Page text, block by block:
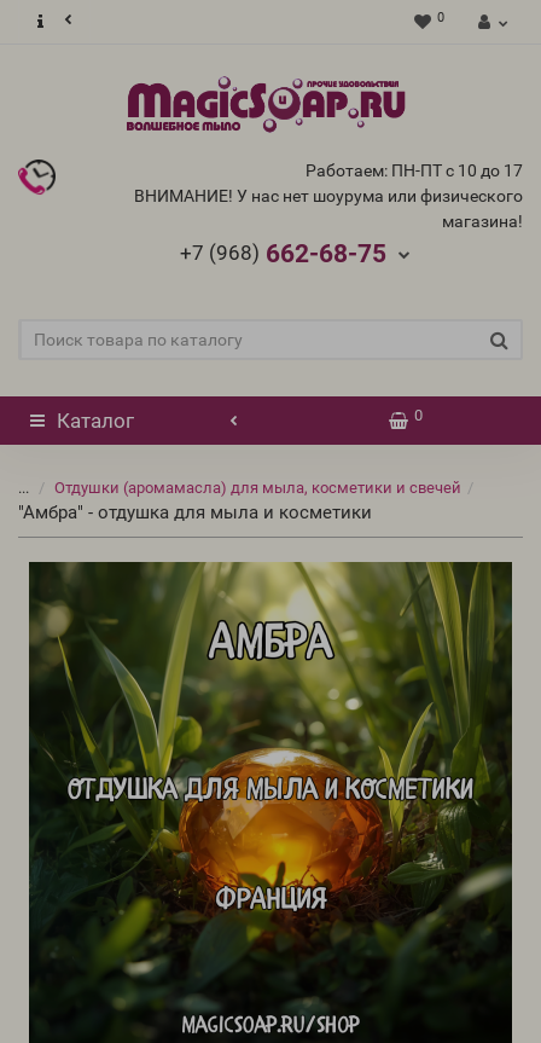
0
Работаем: ПН-ПТ с 10 до 17
ВНИМАНИЕ! У нас нет шоурума или физического
магазина!
+7 (968) 662-68-75
Каталог 0
... Отдушки (аромамасла) для мыла, косметики и свечей
"Амбра" - отдушка для мыла и косметики